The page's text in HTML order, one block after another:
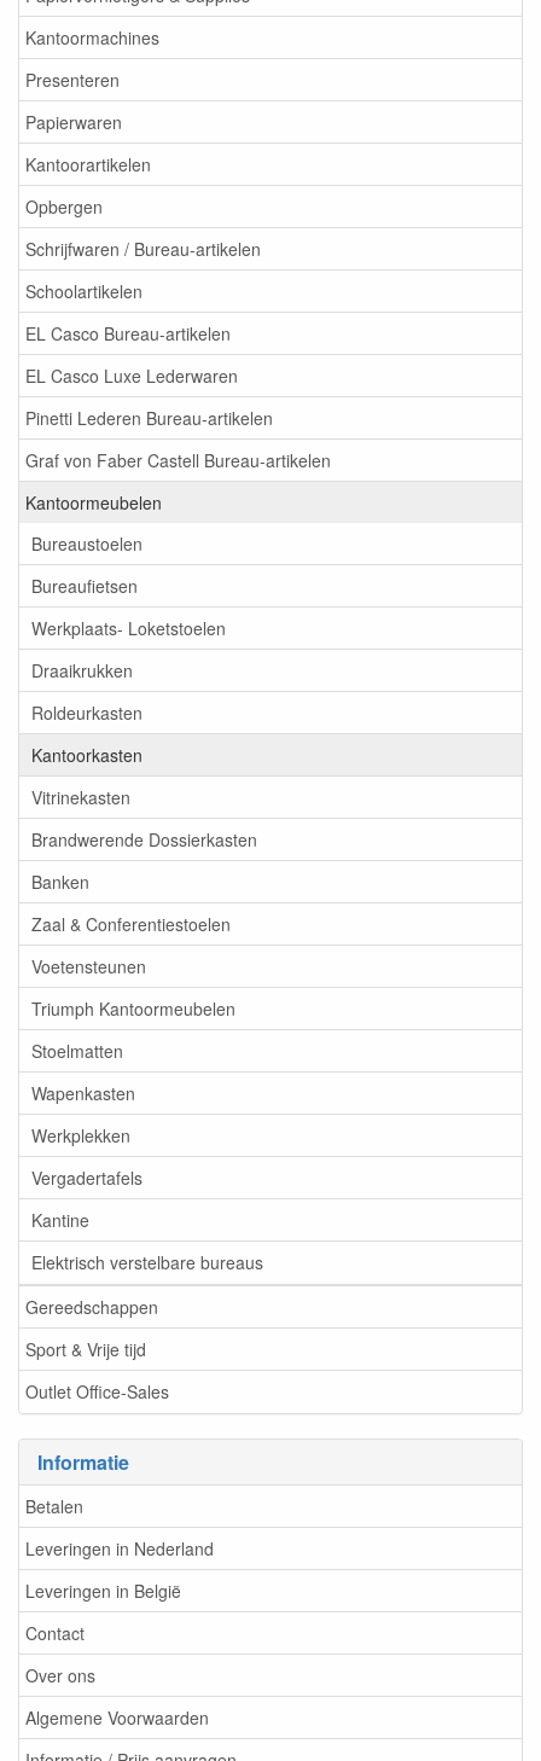
Kantoormachines
Presenteren
Papierwaren
Kantoorartikelen
Opbergen
Schrijfwaren / Bureau-artikelen
Schoolartikelen
EL Casco Bureau-artikelen
EL Casco Luxe Lederwaren
Pinetti Lederen Bureau-artikelen
Graf von Faber Castell Bureau-artikelen
Kantoormeubelen
Bureaustoelen
Bureaufietsen
Werkplaats- Loketstoelen
Draaikrukken
Roldeurkasten
Kantoorkasten
Vitrinekasten
Brandwerende Dossierkasten
Banken
Zaal & Conferentiestoelen
Voetensteunen
Triumph Kantoormeubelen
Stoelmatten
Wapenkasten
Werkplekken
Vergadertafels
Kantine
Elektrisch verstelbare bureaus
Gereedschappen
Sport & Vrije tijd
Outlet Office-Sales
Informatie
Betalen
Leveringen in Nederland
Leveringen in België
Contact
Over ons
Algemene Voorwaarden